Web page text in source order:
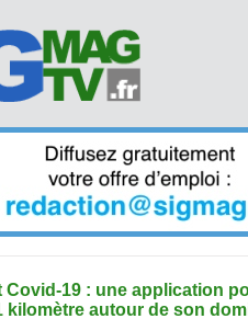
Covid-19 : une application
kilomètre autour de son